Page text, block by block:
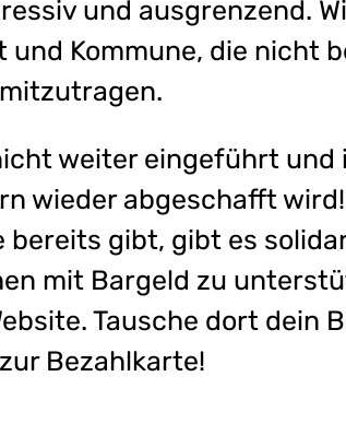
und ausgrenzend.
und Kommune, die nicht
weiter eingeführt und
wieder abgeschafft
bereits gibt, gibt es
mit Bargeld zu
Tausche dort dein
Bezahlkarte!